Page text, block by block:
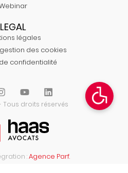
LEGAL
légales
des cookies
confidentialité
Tous droits réservés
:Agence Parf.